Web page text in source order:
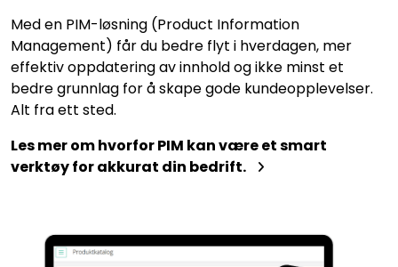
Med en PIM-løsning (Product Information
Management) får du bedre flyt i hverdagen, mer
effektiv oppdatering av innhold og ikke minst et
bedre grunnlag for å skape gode kundeopplevelser.
Alt fra ett sted.
Les mer om hvorfor PIM kan være et smart
verktøy for akkurat din bedrift.